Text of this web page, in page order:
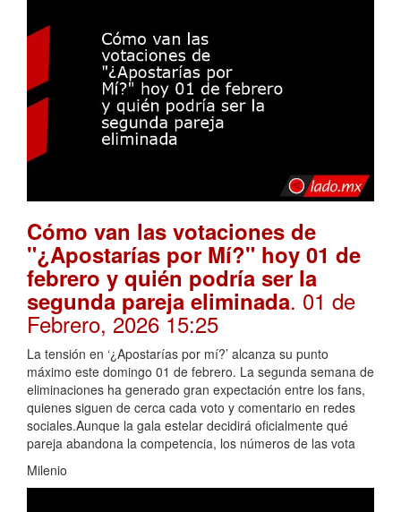
Cómo van las votaciones de
"¿Apostarías por Mí?" hoy 01 de
febrero y quién podría ser la
segunda pareja eliminada. 01 de
Febrero, 2026 15:25
La tensión en ‘¿Apostarías por mí?’ alcanza su punto
máximo este domingo 01 de febrero. La segunda semana de
eliminaciones ha generado gran expectación entre los fans,
quienes siguen de cerca cada voto y comentario en redes
sociales.Aunque la gala estelar decidirá oficialmente qué
pareja abandona la competencia, los números de las vota
Milenio